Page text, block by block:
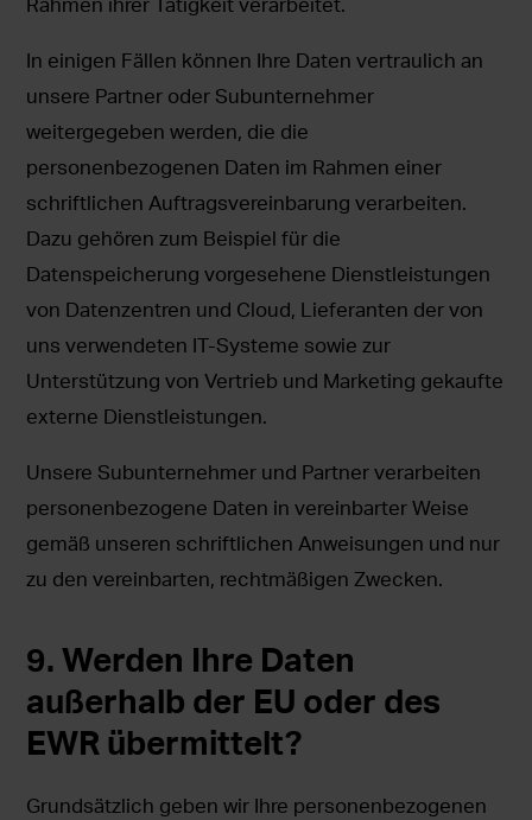
In einigen Fällen können Ihre Daten vertraulich an
unsere Partner oder Subunternehmer
weitergegeben werden, die die
personenbezogenen Daten im Rahmen einer
schriftlichen Auftragsvereinbarung verarbeiten.
Dazu gehören zum Beispiel für die
Datenspeicherung vorgesehene Dienstleistungen
von Datenzentren und Cloud, Lieferanten der von
uns verwendeten IT-Systeme sowie zur
Unterstützung von Vertrieb und Marketing gekaufte
externe Dienstleistungen.
Unsere Subunternehmer und Partner verarbeiten
personenbezogene Daten in vereinbarter Weise
gemäß unseren schriftlichen Anweisungen und nur
zu den vereinbarten, rechtmäßigen Zwecken.
9. Werden Ihre Daten
außerhalb der EU oder des
EWR übermittelt?
Grundsätzlich geben wir Ihre personenbezogenen